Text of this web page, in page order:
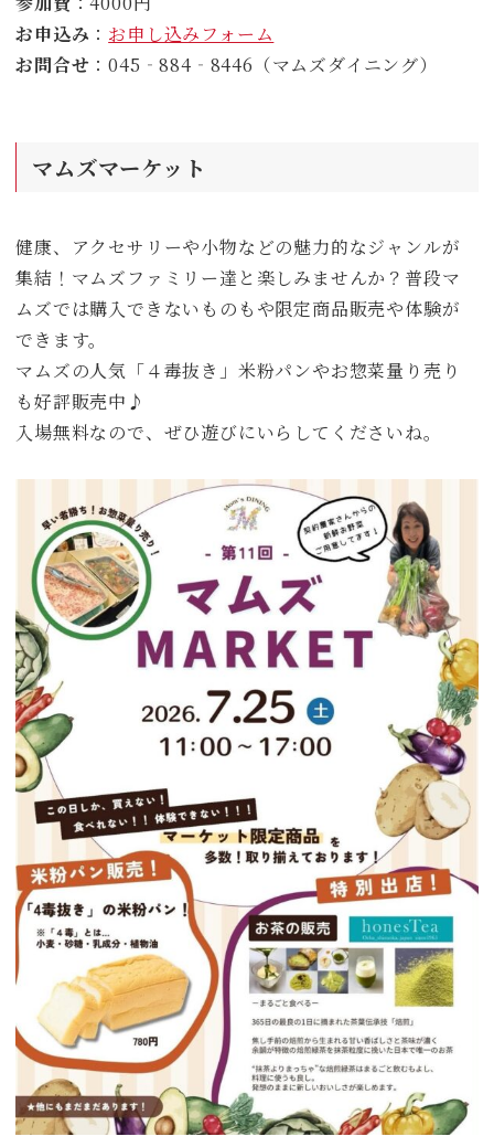
お申込み ： お申し込みフォーム
お問合せ ：045‐884‐8446（マムズダイニング）
マムズマーケット
健康、アクセサリーや小物などの魅力的なジャンルが
集結！マムズファミリー達と楽しみませんか？普段マ
ムズでは購入できないものもや限定商品販売や体験が
できます。
マムズの人気「４毒抜き」米粉パンやお惣菜量り売り
も好評販売中♪
入場無料なので、ぜひ遊びにいらしてくださいね。